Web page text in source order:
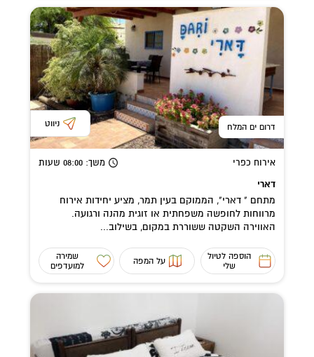
דרום ים המלח ניווט
אירוח כפרי משך: 08:00 שעות
דארי
מתחם " דארי", הממוקם בעין תמר, מציע יחידות אירוח
מרווחות לחופשה משפחתית או זוגית מהנה ורגועה.
האווירה השקטה ששוררת במקום, בשילוב...
הוספה לטיול
שלי
על המפה
שמירה
למועדפים